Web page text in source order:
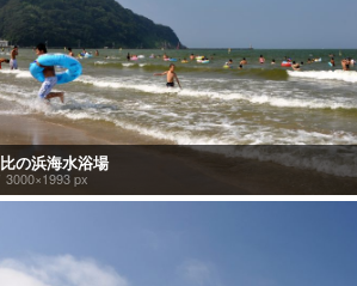
の浜海水浴場
3000×1993 px